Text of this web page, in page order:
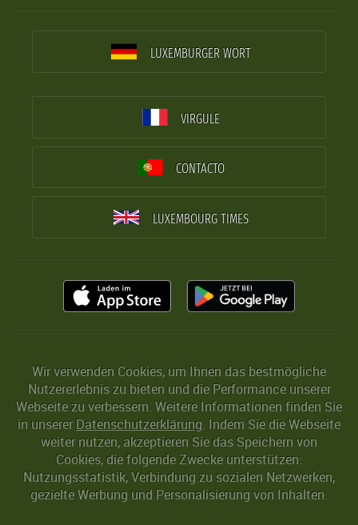
LUXEMBURGER WORT
VIRGULE
CONTACTO
LUXEMBOURG TIMES
Wir verwenden Cookies, um Ihnen das bestmögliche
Nutzererlebnis zu bieten und die Performance unserer
Webseite zu verbessern. Weitere Informationen finden Sie
in unserer Datenschutzerklärung. Indem Sie die Webseite
weiter nutzen, akzeptieren Sie das Speichern von
Cookies, die folgende Zwecke unterstützen:
Nutzungsstatistik, Verbindung zu sozialen Netzwerken,
gezielte Werbung und Personalisierung von Inhalten.